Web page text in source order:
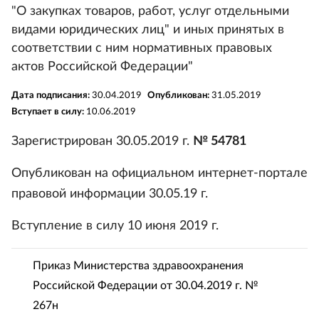
"О закупках товаров, работ, услуг отдельными
видами юридических лиц" и иных принятых в
соответствии с ним нормативных правовых
актов Российской Федерации"
Дата подписания: 30.04.2019 Опубликован: 31.05.2019
Вступает в силу: 10.06.2019
Зарегистрирован 30.05.2019 г. № 54781
Опубликован на официальном интернет-портале
правовой информации 30.05.19 г.
Вступление в силу 10 июня 2019 г.
Приказ Министерства здравоохранения
Российской Федерации от 30.04.2019 г. №
267н